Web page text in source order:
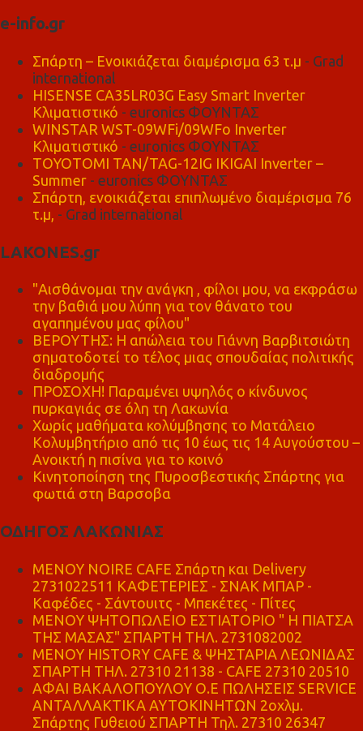
e-info.gr
Σπάρτη – Ενοικιάζεται διαμέρισμα 63 τ.μ - Grad
international
HISENSE CA35LR03G Easy Smart Inverter
Κλιματιστικό - euronics ΦΟΥΝΤΑΣ
WINSTAR WST-09WFi/09WFo Inverter
Κλιματιστικό - euronics ΦΟΥΝΤΑΣ
TOYOTOMI TAN/TAG-12IG IKIGAI Inverter –
Summer - euronics ΦΟΥΝΤΑΣ
Σπάρτη, ενοικιάζεται επιπλωμένο διαμέρισμα 76
τ.μ, - Grad international
LAKONES.gr
"Αισθάνομαι την ανάγκη , φίλοι μου, να εκφράσω
την βαθιά μου λύπη για τον θάνατο του
αγαπημένου μας φίλου"
ΒΕΡΟΥΤΗΣ: Η απώλεια του Γιάννη Βαρβιτσιώτη
σηματοδοτεί το τέλος μιας σπουδαίας πολιτικής
διαδρομής
ΠΡΟΣΟΧΗ! Παραμένει υψηλός ο κίνδυνος
πυρκαγιάς σε όλη τη Λακωνία
Χωρίς μαθήματα κολύμβησης το Ματάλειο
Κολυμβητήριο από τις 10 έως τις 14 Αυγούστου –
Ανοικτή η πισίνα για το κοινό
Κινητοποίηση της Πυροσβεστικής Σπάρτης για
φωτιά στη Βαρσοβα
ΟΔΗΓΟΣ ΛΑΚΩΝΙΑΣ
MENOY NOIRE CAFE Σπάρτη και Delivery
2731022511 ΚΑΦΕΤΕΡΙΕΣ - ΣΝΑΚ ΜΠΑΡ -
Καφέδες - Σάντουιτς - Μπεκέτες - Πίτες
ΜΕΝΟΥ ΨΗΤΟΠΩΛΕΙΟ ΕΣΤΙΑΤΟΡΙΟ " Η ΠΙΑΤΣΑ
ΤΗΣ ΜΑΣΑΣ" ΣΠΑΡΤΗ ΤΗΛ. 2731082002
ΜΕΝΟΥ HISTORY CAFE & ΨΗΣΤΑΡΙΑ ΛΕΩΝΙΔΑΣ
ΣΠΑΡΤΗ ΤΗΛ. 27310 21138 - CAFE 27310 20510
ΑΦΑΙ ΒΑΚΑΛΟΠΟΥΛΟΥ Ο.Ε ΠΩΛΗΣΕΙΣ SERVICE
ΑΝΤΑΛΛΑΚΤΙΚΑ ΑΥΤΟΚΙΝΗΤΩΝ 2οχλμ.
Σπάρτης Γυθειού ΣΠΑΡΤΗ Τηλ. 27310 26347